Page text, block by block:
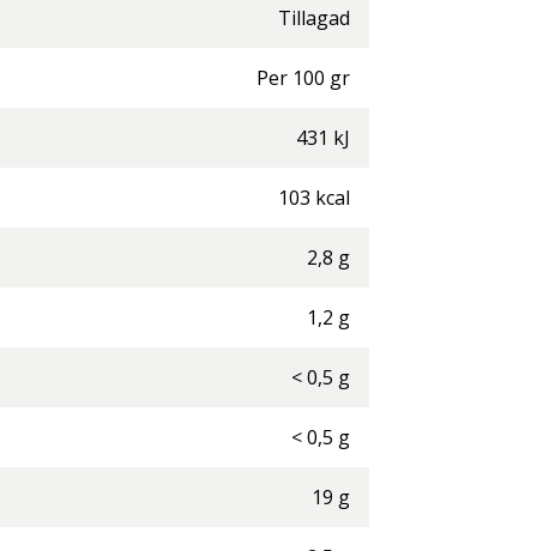
Tillagad
Per 100 gr
431 kJ
103 kcal
2,8 g
1,2 g
<0,5 g
<0,5 g
19 g